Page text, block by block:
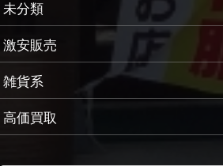
未分類
激安販売
雑貨系
高価買取